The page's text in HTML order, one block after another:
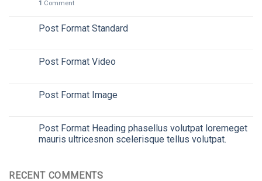
1 Comment
Post Format Standard
Post Format Video
Post Format Image
Post Format Heading phasellus volutpat loremeget
mauris ultricesnon scelerisque tellus volutpat.
RECENT COMMENTS